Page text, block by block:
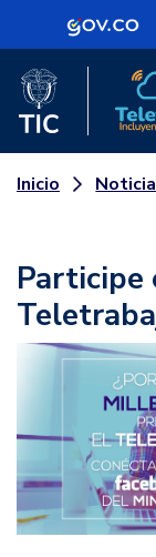
Logo del
Inicio
Participe